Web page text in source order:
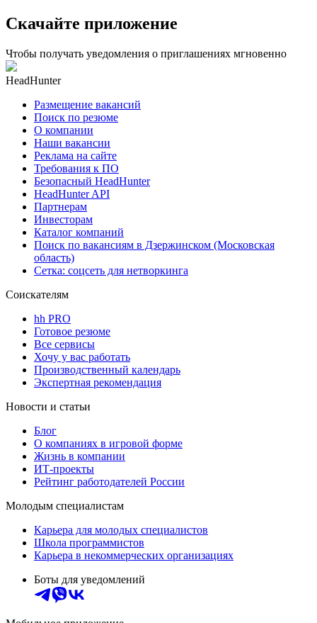
Скачайте приложение
Чтобы получать уведомления о приглашениях мгновенно
HeadHunter
Размещение вакансий
Поиск по резюме
О компании
Наши вакансии
Реклама на сайте
Требования к ПО
Безопасный HeadHunter
HeadHunter API
Партнерам
Инвесторам
Каталог компаний
Поиск по вакансиям в Дзержинском (Московская
область)
Сетка: соцсеть для нетворкинга
Соискателям
hh PRO
Готовое резюме
Все сервисы
Хочу у вас работать
Производственный календарь
Экспертная рекомендация
Новости и статьи
Блог
О компаниях в игровой форме
Жизнь в компании
ИТ-проекты
Рейтинг работодателей России
Молодым специалистам
Карьера для молодых специалистов
Школа программистов
Карьера в некоммерческих организациях
Боты для уведомлений